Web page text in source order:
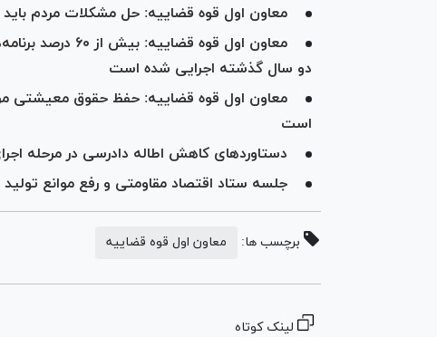
معاون اول قوه قضاییه: حل مشکلات مردم
معاون اول قوه
دو سال گذشته اجرایی شده است
معاون اول قوه قضاییه: حفظ حقوق معیشتی
است
دستاوردهای کاهش اطاله دادرسی در مرحله
جلسه ستاد اقتصاد مقاومتی و رفع موانع تولید
برچسب ها: معاون اول قوه قضاییه
لینک کوتاه